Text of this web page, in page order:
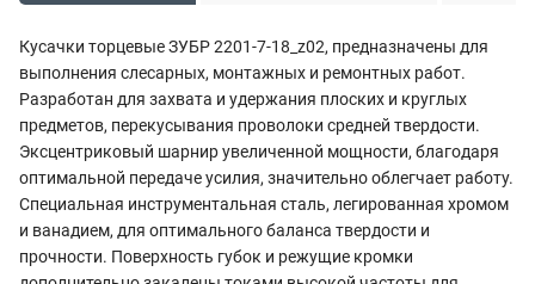
Кусачки торцевые ЗУБР 2201-7-18_z02, предназначены для
выполнения слесарных, монтажных и ремонтных работ.
Разработан для захвата и удержания плоских и круглых
предметов, перекусывания проволоки средней твердости.
Эксцентриковый шарнир увеличенной мощности, благодаря
оптимальной передаче усилия, значительно облегчает работу.
Специальная инструментальная сталь, легированная хромом
и ванадием, для оптимального баланса твердости и
прочности. Поверхность губок и режущие кромки